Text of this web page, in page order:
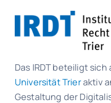
Das IRDT beteiligt
Universität Trieraktiv
Gestaltung der